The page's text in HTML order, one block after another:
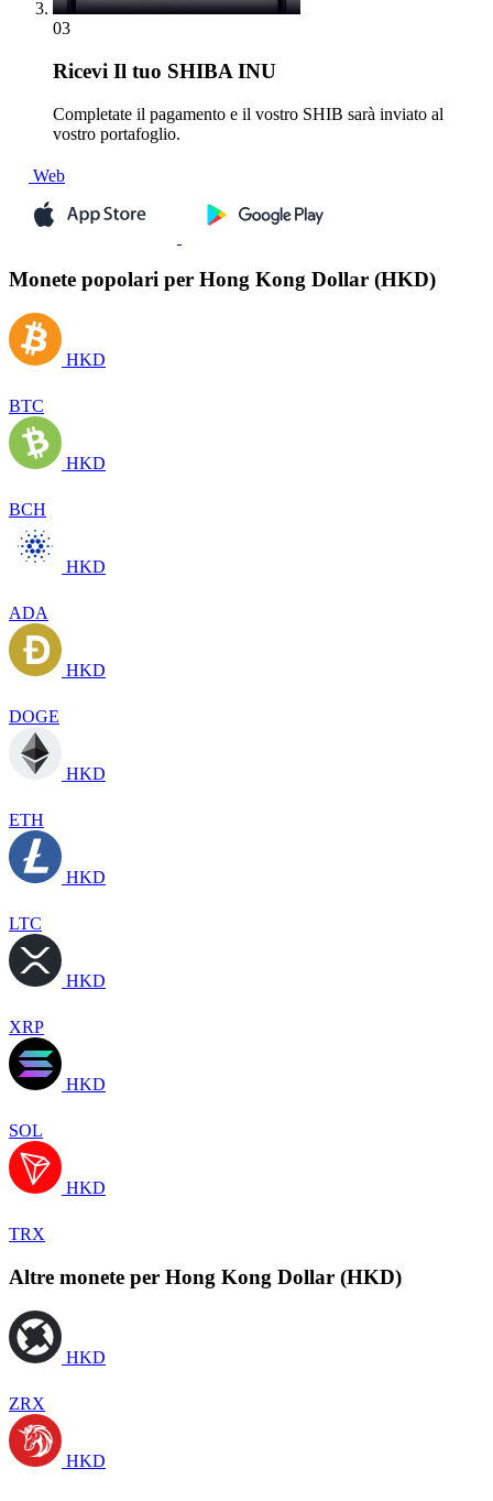
03
Ricevi Il tuo SHIBA INU
Completate il pagamento e il vostro SHIB sarà inviato al
vostro portafoglio.
Web
Monete popolari per Hong Kong Dollar (HKD)
HKD
BTC
HKD
BCH
HKD
ADA
HKD
DOGE
HKD
ETH
HKD
LTC
HKD
XRP
HKD
SOL
HKD
TRX
Altre monete per Hong Kong Dollar (HKD)
HKD
ZRX
HKD